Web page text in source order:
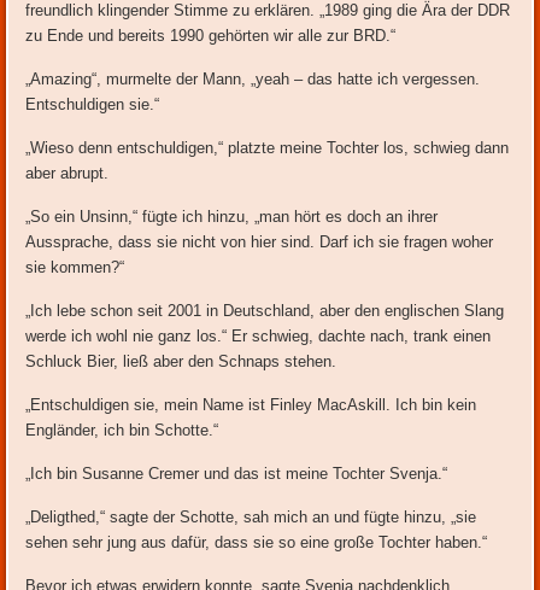
freundlich klingender Stimme zu erklären. „1989 ging die Ära der DDR
zu Ende und bereits 1990 gehörten wir alle zur BRD.“
„Amazing“, murmelte der Mann, „yeah – das hatte ich vergessen.
Entschuldigen sie.“
„Wieso denn entschuldigen,“ platzte meine Tochter los, schwieg dann
aber abrupt.
„So ein Unsinn,“ fügte ich hinzu, „man hört es doch an ihrer
Aussprache, dass sie nicht von hier sind. Darf ich sie fragen woher
sie kommen?“
„Ich lebe schon seit 2001 in Deutschland, aber den englischen Slang
werde ich wohl nie ganz los.“ Er schwieg, dachte nach, trank einen
Schluck Bier, ließ aber den Schnaps stehen.
„Entschuldigen sie, mein Name ist Finley MacAskill. Ich bin kein
Engländer, ich bin Schotte.“
„Ich bin Susanne Cremer und das ist meine Tochter Svenja.“
„Deligthed,“ sagte der Schotte, sah mich an und fügte hinzu, „sie
sehen sehr jung aus dafür, dass sie so eine große Tochter haben.“
Bevor ich etwas erwidern konnte, sagte Svenja nachdenklich,